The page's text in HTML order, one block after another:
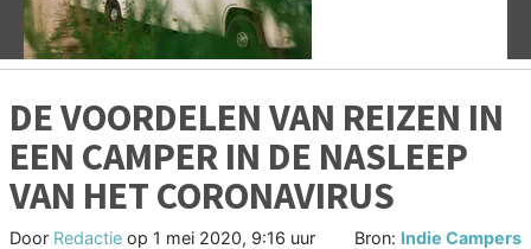
DE VOORDELEN VAN REIZEN IN
EEN CAMPER IN DE NASLEEP
VAN HET CORONAVIRUS
Door Redactie op 1 mei 2020, 9:16 uur Bron: Indie Campers